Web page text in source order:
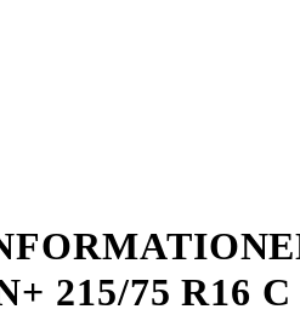
215/75 R16 C